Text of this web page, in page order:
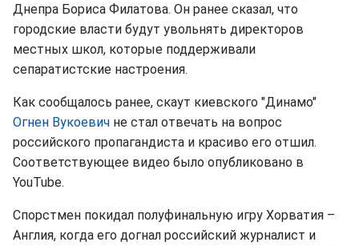
Днепра Бориса Филатова. Он ранее сказал, что
городские власти будут увольнять директоров
местных школ, которые поддерживали
сепаратистские настроения.
Как сообщалось ранее, скаут киевского "Динамо"
Огнен Вукоевич не стал отвечать на вопрос
российского пропагандиста и красиво его отшил.
Соответствующее видео было опубликовано в
YouTube.
Спорстмен покидал полуфинальную игру Хорватия –
Англия, когда его догнал российский журналист и